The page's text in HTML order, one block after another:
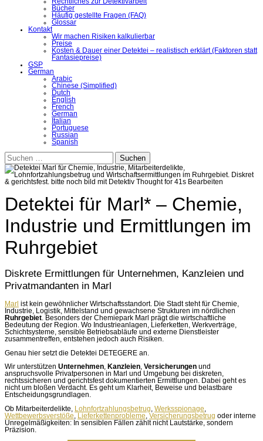
Bücher
Häufig gestellte Fragen (FAQ)
Glossar
Kontakt
Wir machen Risiken kalkulierbar
Preise
Kosten & Dauer einer Detektei – realistisch erklärt (Faktoren statt
Fantasiepreise)
GSP
German
Arabic
Chinese (Simplified)
Dutch
English
French
German
Italian
Portuguese
Russian
Spanish
Suchen
nach:
Detektei für Marl* – Chemie,
Industrie und Ermittlungen im
Ruhrgebiet
Diskrete Ermittlungen für Unternehmen, Kanzleien und
Privatmandanten in Marl
Marl ist kein gewöhnlicher Wirtschaftsstandort. Die Stadt steht für Chemie,
Industrie, Logistik, Mittelstand und gewachsene Strukturen im nördlichen
Ruhrgebiet . Besonders der Chemiepark Marl prägt die wirtschaftliche
Bedeutung der Region. Wo Industrieanlagen, Lieferketten, Werkverträge,
Schichtsysteme, sensible Betriebsabläufe und externe Dienstleister
zusammentreffen, entstehen jedoch auch Risiken.
Genau hier setzt die Detektei DETEGERE an.
Wir unterstützen Unternehmen Kanzleien Versicherungen und
anspruchsvolle Privatpersonen in Marl und Umgebung bei diskreten,
rechtssicheren und gerichtsfest dokumentierten Ermittlungen. Dabei geht es
nicht um bloßen Verdacht. Es geht um Klarheit, Beweise und belastbare
Entscheidungsgrundlagen.
Ob Mitarbeiterdelikte,
Lohnfortzahlungsbetrug Werksspionage
Wettbewerbsverstöße
Lieferkettenprobleme Versicherungsbetrug oder interne
Unregelmäßigkeiten: In sensiblen Fällen zählt nicht Lautstärke, sondern
Präzision.